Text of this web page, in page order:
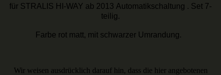
für STRALIS HI-WAY ab 2013 Automatikschaltung . Set 7-
teilig.
Farbe rot matt, mit schwarzer Umrandung.
Wir weisen ausdrücklich darauf hin, dass die hier angebotenen